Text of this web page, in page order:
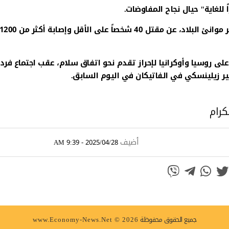
للغاية" حيال نجاح المفاوضات.
وفي إيران أيضاً، أسفر انفجار قوي في ميناء بندر عباس، أكبر موانئ البلاد، عن مقتل 40 شخصاً على الأقل وإصابة أكثر من 1200
وأوكرانيا لإحراز تقدم نحو اتفاق سلام، عقب اجتماع
زيلينسكي في الفاتيكان في اليوم السابق.
أضيف2025/04/28 - 9:39 AM
جميع الحقوق محفوظة www.Economy-News.Net © 2026